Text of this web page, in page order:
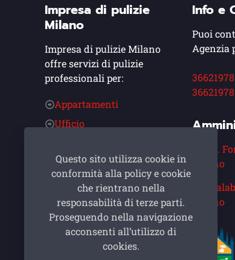
Impresa di pulizie
Milano
Impresa di pulizie Milano
offre servizi di pulizie
professionali per:
Appartamenti
Ufficio
Alberghi
Post Cantiere
Asilo Nido
Ristoranti
Info e
Puoi
Agenzia
Via A.
Milano
Via
Milano
Questo sito utilizza cookie in
conformità alla policy e cookie
che rientrano nella
responsabilità di terze parti.
Proseguendo nella navigazione
acconsenti all’utilizzo di
cookies.